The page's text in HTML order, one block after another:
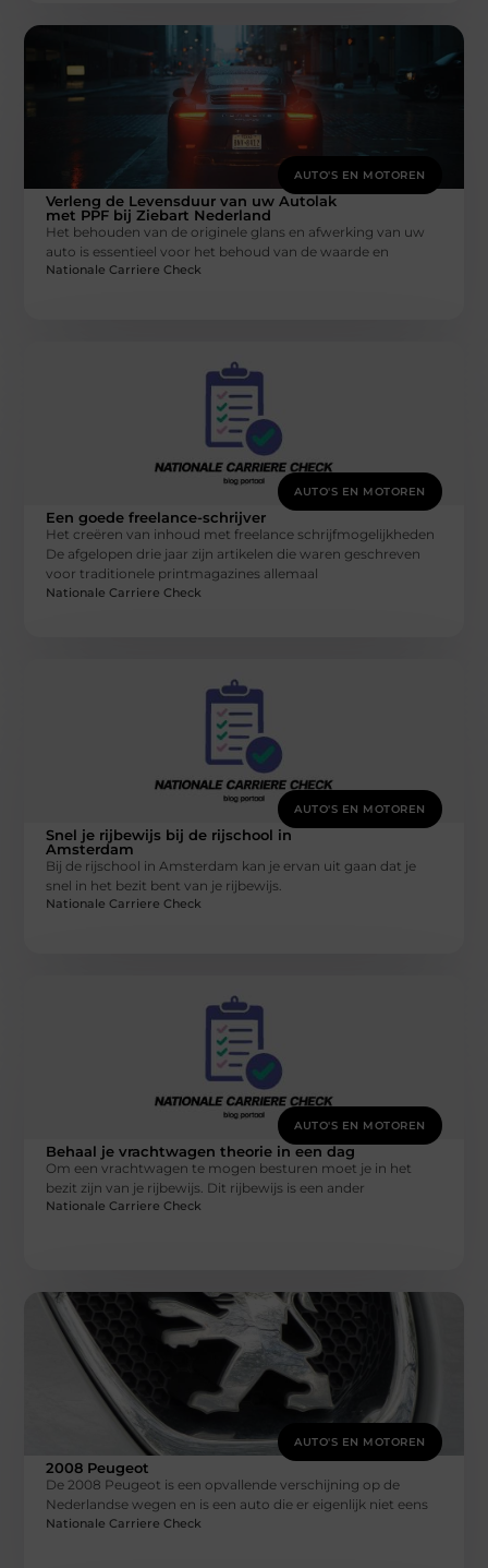
AUTO'S EN MOTOREN
Verleng de Levensduur van uw Autolak
met PPF bij Ziebart Nederland
Het behouden van de originele glans en afwerking van uw
auto is essentieel voor het behoud van de waarde en
Nationale Carriere Check
AUTO'S EN MOTOREN
Een goede freelance-schrijver
Het creëren van inhoud met freelance schrijfmogelijkheden
De afgelopen drie jaar zijn artikelen die waren geschreven
voor traditionele printmagazines allemaal
Nationale Carriere Check
AUTO'S EN MOTOREN
Snel je rijbewijs bij de rijschool in
Amsterdam
Bij de rijschool in Amsterdam kan je ervan uit gaan dat je
snel in het bezit bent van je rijbewijs.
Nationale Carriere Check
AUTO'S EN MOTOREN
Behaal je vrachtwagen theorie in een dag
Om een vrachtwagen te mogen besturen moet je in het
bezit zijn van je rijbewijs. Dit rijbewijs is een ander
Nationale Carriere Check
AUTO'S EN MOTOREN
2008 Peugeot
De 2008 Peugeot is een opvallende verschijning op de
Nederlandse wegen en is een auto die er eigenlijk niet eens
Nationale Carriere Check